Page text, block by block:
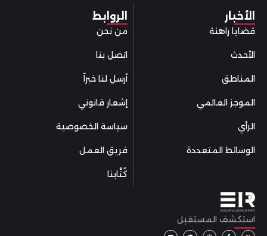
الأخبار
قضايا راهنة
الأحدث
المناطق
الموجز العالمي
الرأي
الوسائط المتعددة
الروابط
من نحن
اتصل بنا
أرسل لنا خبراً
إشعار قانوني
سياسة الخصوصية
فريق العمل
كُتَّابنا
استكشف المستقبل